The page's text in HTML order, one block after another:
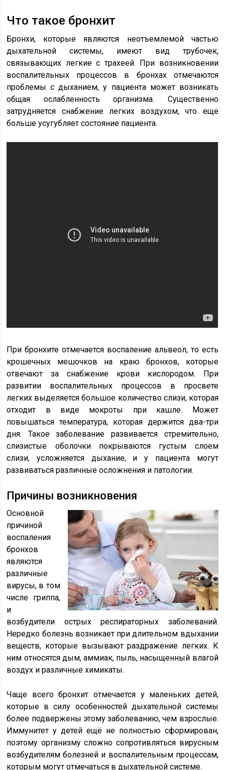
Что такое бронхит
Бронхи, которые являются неотъемлемой частью
дыхательной системы, имеют вид трубочек,
связывающих легкие с трахеей. При возникновении
воспалительных процессов в бронхах отмечаются
проблемы с дыханием, у пациента может возникать
общая ослабленность организма. Существенно
затрудняется снабжение легких воздухом, что еще
больше усугубляет состояние пациента.
При бронхите отмечается воспаление альвеол, то есть
крошечных мешочков на краю бронхов, которые
отвечают за снабжение крови кислородом. При
развитии воспалительных процессов в просвете
легких выделяется большое количество слизи, которая
отходит в виде мокроты при кашле. Может
повышаться температура, которая держится два-три
дня. Такое заболевание развивается стремительно,
слизистые оболочки покрываются густым слоем
слизи, усложняется дыхание, и у пациента могут
развиваться различные осложнения и патологии.
Причины возникновения
Основной
причиной
воспаления
бронхов
являются
различные
вирусы, в том
числе гриппа,
и
возбудители острых респираторных заболеваний.
Нередко болезнь возникает при длительном вдыхании
веществ, которые вызывают раздражение легких. К
ним относятся дым, аммиак, пыль, насыщенный влагой
воздух и различные химикаты.
Чаще всего бронхит отмечается у маленьких детей,
которые в силу особенностей дыхательной системы
более подвержены этому заболеванию, чем взрослые.
Иммунитет у детей ещё не полностью сформирован,
поэтому организму сложно сопротивляться вирусным
возбудителям болезней и воспалительным процессам,
которым могут отмечаться в дыхательной системе.